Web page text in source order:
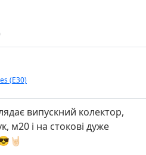
(E30)
випускний колектор,
м20 і на стокові дуже